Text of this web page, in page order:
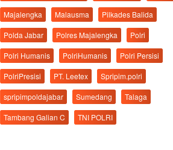
Majalengka
Malausma
Pilkades Balida
Polda Jabar
Polres Majalengka
Polri
Polri Humanis
PolriHumanis
Polri Persisi
PolriPresisi
PT. Leetex
Spripim.polri
spripimpoldajabar
Sumedang
Talaga
Tambang Galian C
TNI POLRI